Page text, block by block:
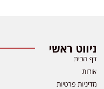
ניווט ראשי
דף הבית
אודות
מדיניות פרטיות